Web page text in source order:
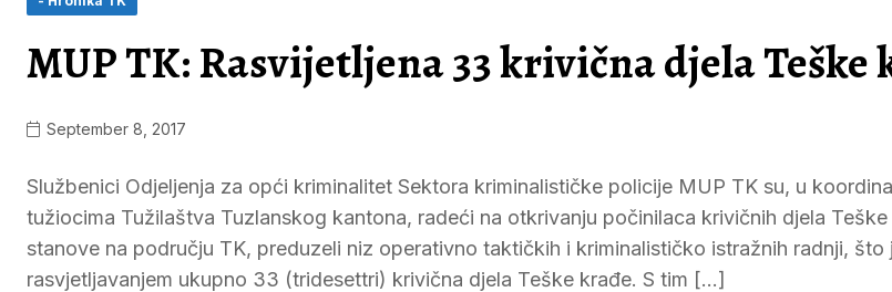
MUP TK: Rasvijetljena 33 krivična djela Teške
September 8, 2017
Službenici Odjeljenja za opći kriminalitet Sektora kriminalističke policije MUP TK su, u
tužiocima Tužilaštva Tuzlanskog kantona, radeći na otkrivanju počinilaca krivičnih djela
stanove na području TK, preduzeli niz operativno taktičkih i kriminalističko istražnih radnji, što
rasvjetljavanjem ukupno 33 (tridesettri) krivična djela Teške krađe. S tim […]